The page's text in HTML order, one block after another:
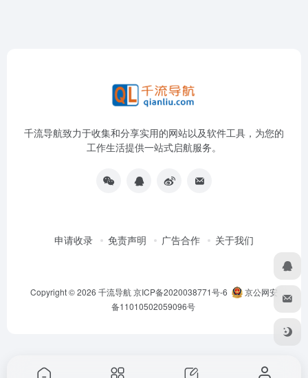
千流导航致力于收集和分享实用的网站以及软件工具，为您的
工作生活提供一站式启航服务。
申请收录 免责声明 广告合作 关于我们
Copyright © 2026 千流导航京ICP备2020038771号-6
京公网安
备11010502059096号